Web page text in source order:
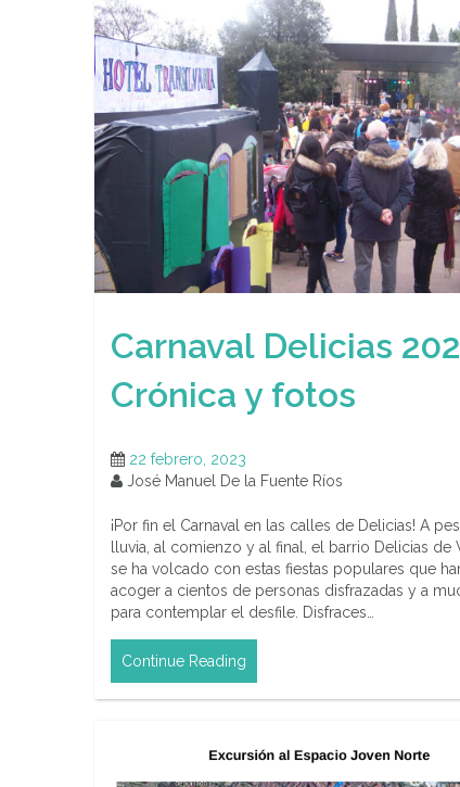
Carnaval Delicias
Crónica y fotos
22 febrero, 2023
José Manuel De la Fuente Ríos
¡Por fin el Carnaval en las calles de Delicias! A
lluvia, al comienzo y al final, el barrio Delicias de
se ha volcado con estas fiestas populares que
acoger a cientos de personas disfrazadas y a
para contemplar el desfile. Disfraces…
Continue Reading